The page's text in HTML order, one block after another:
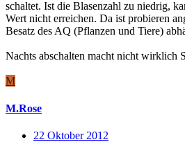
schaltet. Ist die Blasenzahl zu niedrig,
Wert nicht erreichen. Da ist probieren
Besatz des AQ (Pflanzen und Tiere)
Nachts abschalten macht nicht wirklich
M
M.Rose
22 Oktober 2012